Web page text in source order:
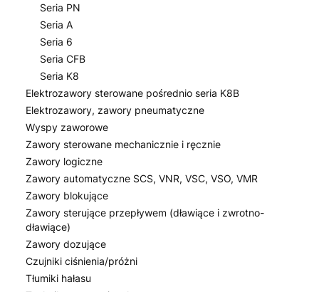
Seria PN
Seria A
Seria 6
Seria CFB
Seria K8
Elektrozawory sterowane pośrednio seria K8B
Elektrozawory, zawory pneumatyczne
Wyspy zaworowe
Zawory sterowane mechanicznie i ręcznie
Zawory logiczne
Zawory automatyczne SCS, VNR, VSC, VSO, VMR
Zawory blokujące
Zawory sterujące przepływem (dławiące i zwrotno-
dławiące)
Zawory dozujące
Czujniki ciśnienia/próżni
Tłumiki hałasu